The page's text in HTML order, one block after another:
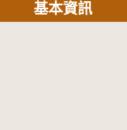
基本資訊